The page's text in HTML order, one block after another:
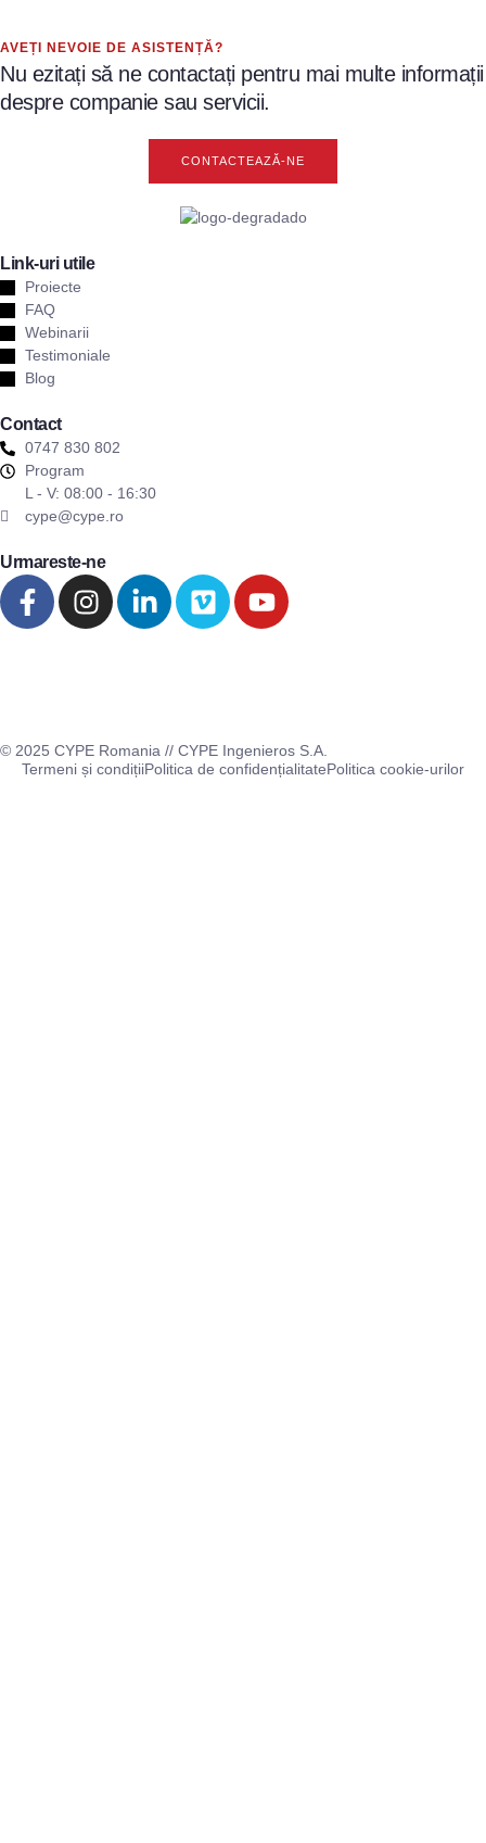
AVEȚI NEVOIE DE ASISTENȚĂ?
Nu ezitați să ne contactați pentru mai multe informații
despre companie sau servicii.
CONTACTEAZĂ-NE
Link-uri utile
Proiecte
FAQ
Webinarii
Testimoniale
Blog
Contact
0747 830 802
Program
L - V: 08:00 - 16:30
cype@cype.ro
Urmareste-ne
© 2025 CYPE Romania // CYPE Ingenieros S.A.
Termeni și condițiiPolitica de confidențialitatePolitica cookie-urilor